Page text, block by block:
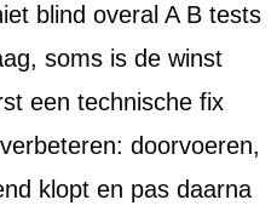
blind overal A B tests
soms is de winst
een technische fix
doorvoeren,
klopt en pas daarna